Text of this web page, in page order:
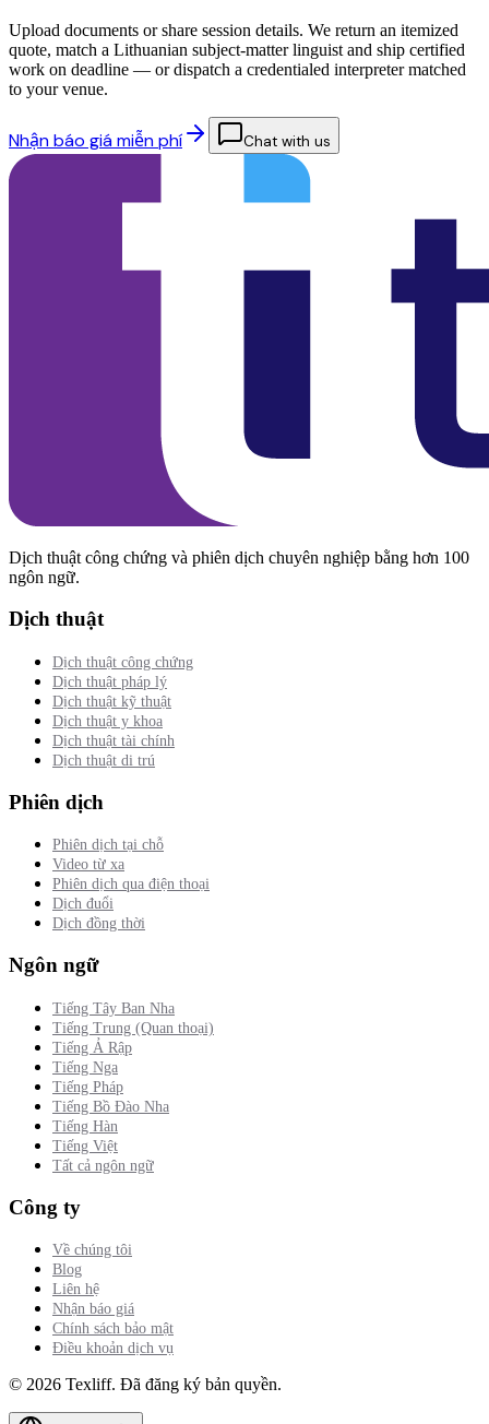
Upload documents or share session details. We return an itemized
quote, match a Lithuanian subject-matter linguist and ship certified
work on deadline — or dispatch a credentialed interpreter matched
to your venue.
Nhận báo giá miễn phí Chat with us
Dịch thuật công chứng và phiên dịch chuyên nghiệp bằng hơn 100
ngôn ngữ.
Dịch thuật
Dịch thuật công chứng
Dịch thuật pháp lý
Dịch thuật kỹ thuật
Dịch thuật y khoa
Dịch thuật tài chính
Dịch thuật di trú
Phiên dịch
Phiên dịch tại chỗ
Video từ xa
Phiên dịch qua điện thoại
Dịch đuổi
Dịch đồng thời
Ngôn ngữ
Tiếng Tây Ban Nha
Tiếng Trung (Quan thoại)
Tiếng Ả Rập
Tiếng Nga
Tiếng Pháp
Tiếng Bồ Đào Nha
Tiếng Hàn
Tiếng Việt
Tất cả ngôn ngữ
Công ty
Về chúng tôi
Blog
Liên hệ
Nhận báo giá
Chính sách bảo mật
Điều khoản dịch vụ
© 2026 Texliff. Đã đăng ký bản quyền.